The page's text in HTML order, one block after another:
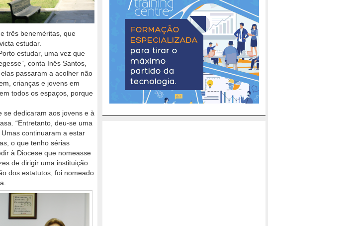
três beneméritas, que
estudar.
estudar, uma vez que
conta Inês Santos,
passaram a acolher não
crianças e jovens em
todos os espaços, porque
se dedicaram aos jovens e à
“Entretanto, deu-se uma
continuaram a estar
o que tenho sérias
à Diocese que nomeasse
de dirigir uma instituição
dos estatutos, foi nomeado